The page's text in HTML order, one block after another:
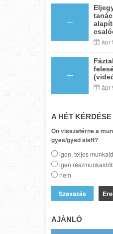
ápr
ápr
A HÉT KÉRDÉSE
Ön visszatérne a
gyes/gyed alatt?
igen, teljes
igen
nem
AJÁNLÓ